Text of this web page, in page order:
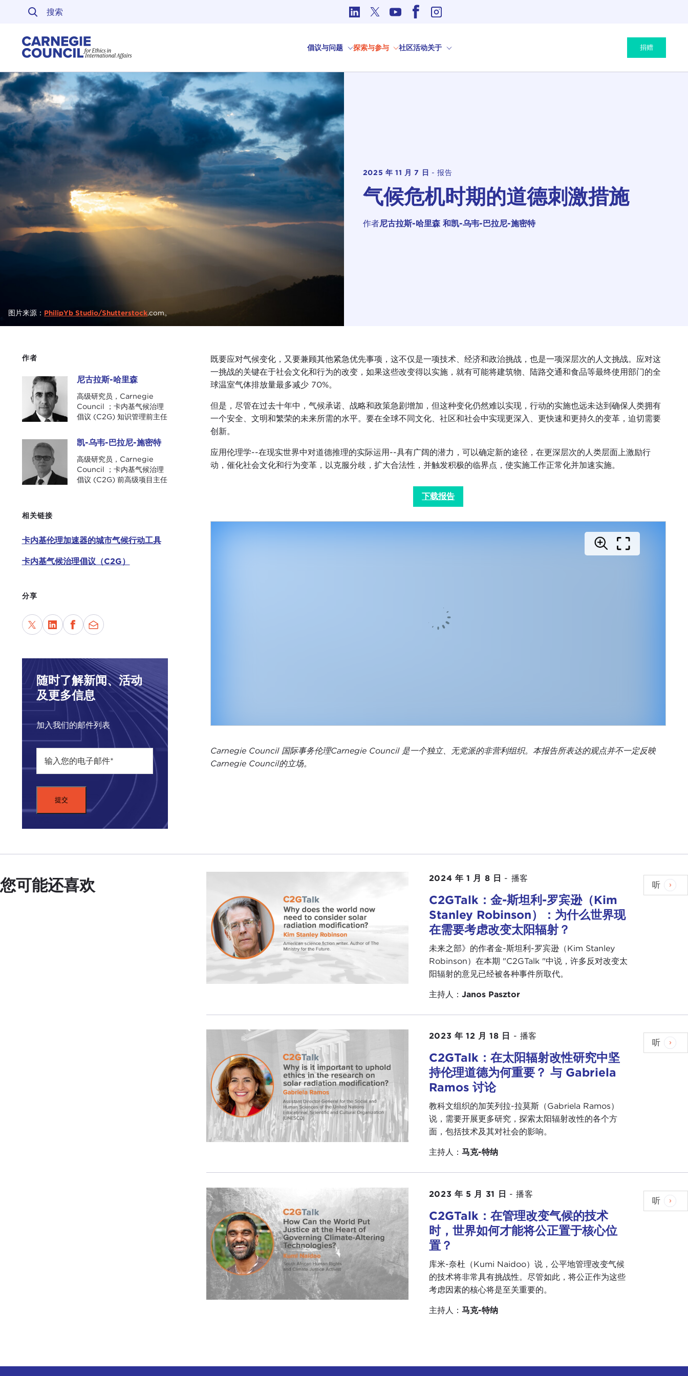
跳至内容
倡议与问题 探索与参与 社区活动关于 捐赠
图片来源： PhilipYb Studio/Shutterstock.com。
2025 年 11 月 7 日 - 报告
气候危机时期的道德刺激措施
作者尼古拉斯-哈里森 和凯-乌韦-巴拉尼-施密特
作者
尼古拉斯-哈里森尼古拉斯-哈里森
高级研究员，Carnegie
Council ；卡内基气候治理
倡议 (C2G) 知识管理前主任
凯-乌韦-巴拉尼-施密特凯-乌韦-巴拉尼-施密特
高级研究员，Carnegie
Council ；卡内基气候治理
倡议 (C2G) 前高级项目主任
相关链接
卡内基伦理加速器的城市气候行动工具
卡内基气候治理倡议（C2G）
分享
随时了解新闻、活动
及更多信息
加入我们的邮件列表
既要应对气候变化，又要兼顾其他紧急优先事项，这不仅是一项技术、经济和政治挑战，也是一项深层次的人文挑战。应对这
一挑战的关键在于社会文化和行为的改变，如果这些改变得以实施，就有可能将建筑物、陆路交通和食品等最终使用部门的全
球温室气体排放量最多减少 70%。
但是，尽管在过去十年中，气候承诺、战略和政策急剧增加，但这种变化仍然难以实现，行动的实施也远未达到确保人类拥有
一个安全、文明和繁荣的未来所需的水平。要在全球不同文化、社区和社会中实现更深入、更快速和更持久的变革，迫切需要
创新。
应用伦理学--在现实世界中对道德推理的实际运用--具有广阔的潜力，可以确定新的途径，在更深层次的人类层面上激励行
动，催化社会文化和行为变革，以克服分歧，扩大合法性，并触发积极的临界点，使实施工作正常化并加速实施。
下载报告
Carnegie Council 国际事务伦理Carnegie Council 是一个独立、无党派的非营利组织。本报告所表达的观点并不一定反映
Carnegie Council的立场。
您可能还喜欢 2024 年 1 月 8 日 - 播客
C2GTalk：金-斯坦利-罗宾逊（Kim
Stanley Robinson）：为什么世界现
在需要考虑改变太阳辐射？
未来之部》的作者金-斯坦利-罗宾逊（Kim Stanley
Robinson）在本期 "C2GTalk "中说，许多反对改变太
阳辐射的意见已经被各种事件所取代。
主持人： Janos Pasztor
听
2023 年 12 月 18 日 - 播客
C2GTalk：在太阳辐射改性研究中坚
持伦理道德为何重要？ 与 Gabriela
Ramos 讨论
教科文组织的加芙列拉-拉莫斯（Gabriela Ramos）
说，需要开展更多研究，探索太阳辐射改性的各个方
面，包括技术及其对社会的影响。
主持人： 马克-特纳
听
2023 年 5 月 31 日 - 播客
C2GTalk：在管理改变气候的技术
时，世界如何才能将公正置于核心位
置？
库米-奈杜（Kumi Naidoo）说，公平地管理改变气候
的技术将非常具有挑战性。尽管如此，将公正作为这些
考虑因素的核心将是至关重要的。
主持人： 马克-特纳
听